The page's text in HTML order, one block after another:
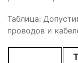
Таблица:
проводов и